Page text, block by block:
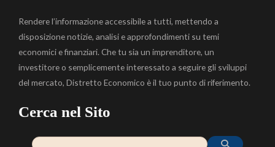
Rendere l’informazione accessibile a tutti, mettendo a
disposizione notizie, analisi e approfondimenti su temi
economici e finanziari. Che tu sia un imprenditore, un
investitore o semplicemente interessato a seguire gli sviluppi
del mercato, Distretto Economico è il tuo punto di riferimento.
Cerca nel Sito